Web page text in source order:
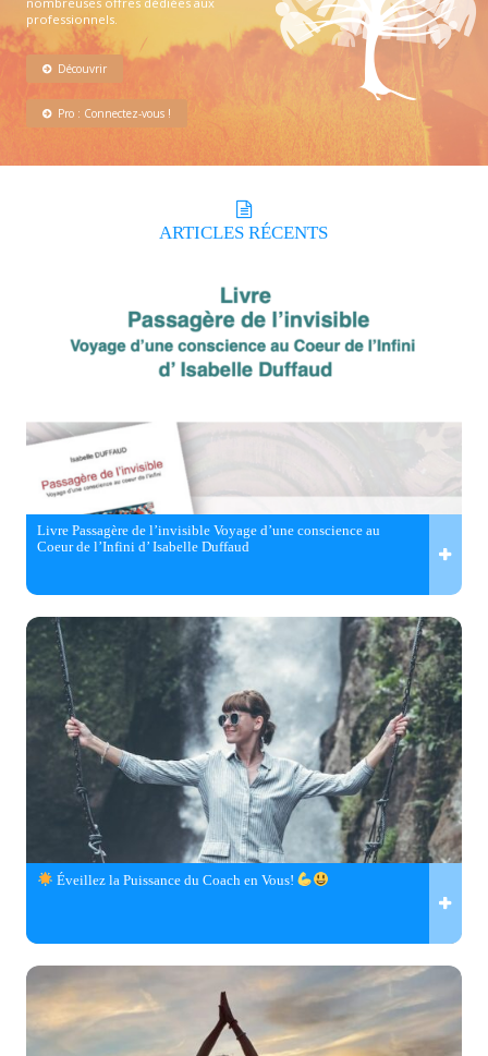
professionnels.
Découvrir
Pro : Connectez-vous !
ARTICLES RÉCENTS
Livre Passagère de l’invisible Voyage d’une conscience au
Coeur de l’Infini d’ Isabelle Duffaud
Éveillez la Puissance du Coach en Vous!